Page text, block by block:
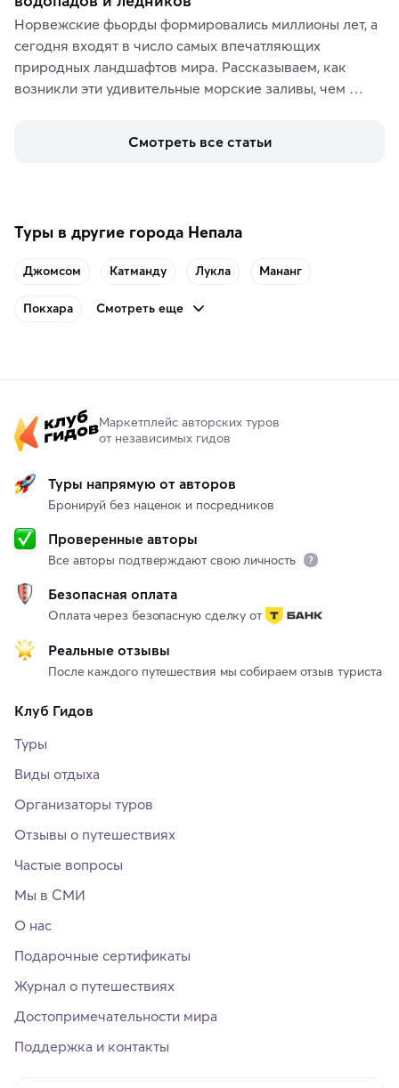
Норвежские фьорды формировались миллионы лет, а
сегодня входят в число самых впечатляющих
природных ландшафтов мира. Рассказываем, как
возникли эти удивительные морские заливы, чем
включить в маршрут по Норвегии.
Смотреть все статьи
Туры в другие города Непала
Джомсом Катманду Лукла Мананг
Покхара Смотреть еще
Маркетплейс авторских туров
от независимых гидов
Туры напрямую от авторов
Бронируй без наценок и посредников
Проверенные авторы
Все авторы подтверждают свою личность
Безопасная оплата
Оплата через безопасную сделку от
Реальные отзывы
После каждого путешествия мы собираем отзыв туриста
Клуб Гидов
Туры
Виды отдыха
Организаторы туров
Отзывы о путешествиях
Частые вопросы
Мы в СМИ
О нас
Подарочные сертификаты
Журнал о путешествиях
Достопримечательности мира
Поддержка и контакты